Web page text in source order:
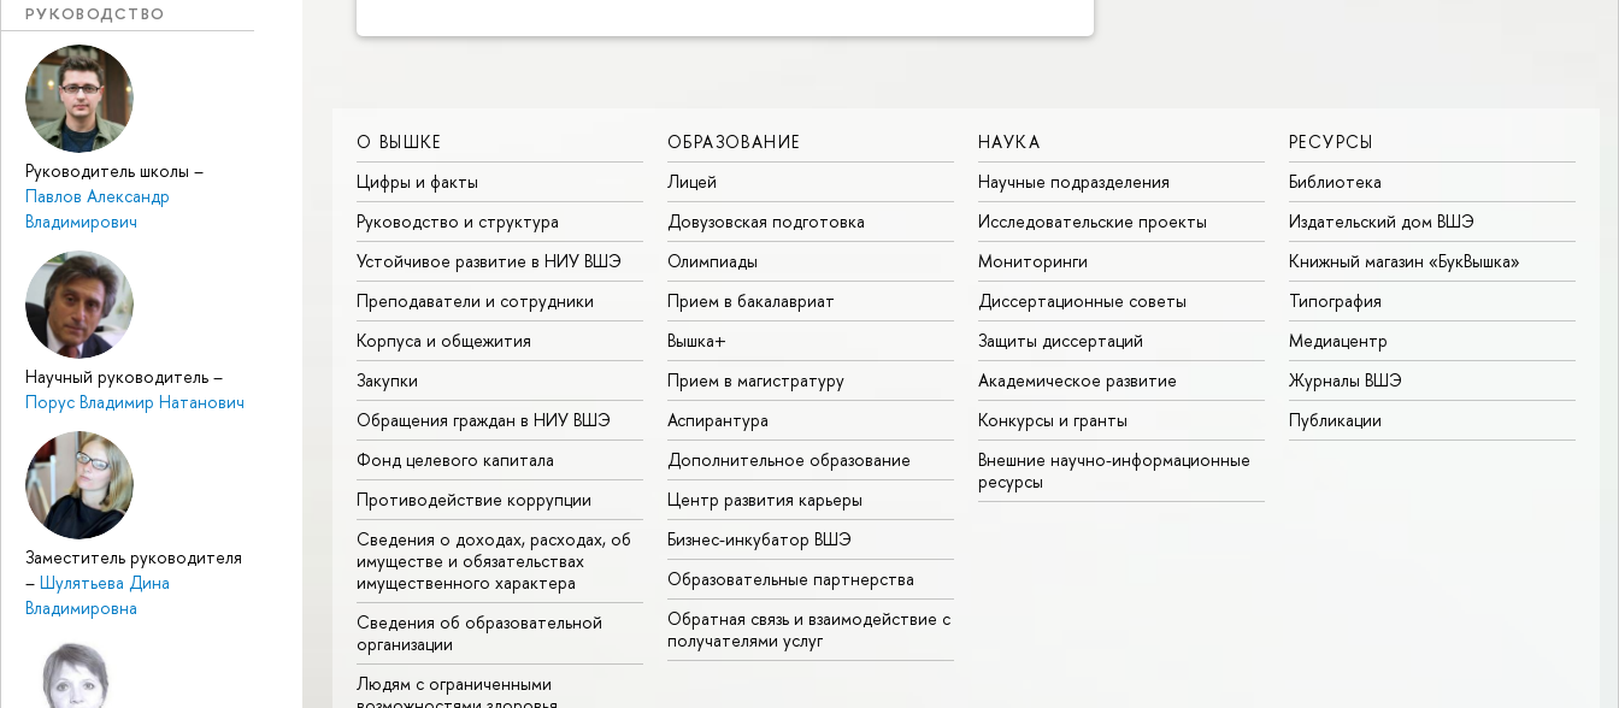
РУКОВОДСТВО
Руководитель школы –
Павлов Александр
Владимирович
Научный руководитель –
Порус Владимир Натанович
Заместитель руководителя
– Шулятьева Дина
Владимировна
О ВЫШКЕ
Цифры и факты
Руководство и структура
Устойчивое развитие в НИУ ВШЭ
Преподаватели и сотрудники
Корпуса и общежития
Закупки
Обращения граждан в НИУ ВШЭ
Фонд целевого капитала
Противодействие коррупции
Сведения о доходах, расходах, об
имуществе и обязательствах
имущественного характера
Сведения об образовательной
организации
Людям с ограниченными
ОБРАЗОВАНИЕ
Лицей
Довузовская подготовка
Олимпиады
Прием в бакалавриат
Вышка+
Прием в магистратуру
Аспирантура
Дополнительное образование
Центр развития карьеры
Бизнес-инкубатор ВШЭ
Образовательные партнерства
Обратная связь и взаимодействие с
получателями услуг
НАУКА
Научные подразделения
Исследовательские проекты
Мониторинги
Диссертационные советы
Защиты диссертаций
Академическое развитие
Конкурсы и гранты
Внешние научно-информационные
ресурсы
РЕСУРСЫ
Библиотека
Издательский дом ВШЭ
Книжный магазин «БукВышка»
Типография
Медиацентр
Журналы ВШЭ
Публикации